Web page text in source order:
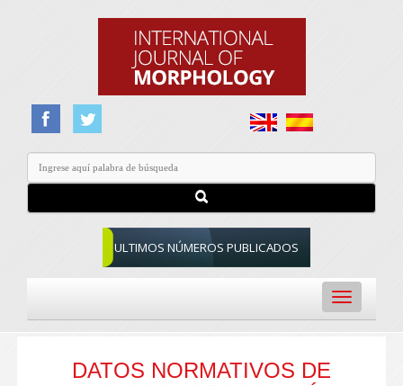
ULTIMOS NÚMEROS PUBLICADOS
Toggle
navigation
DATOS NORMATIVOS DE